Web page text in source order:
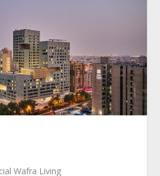
Wafra Living